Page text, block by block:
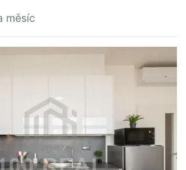
měsíc